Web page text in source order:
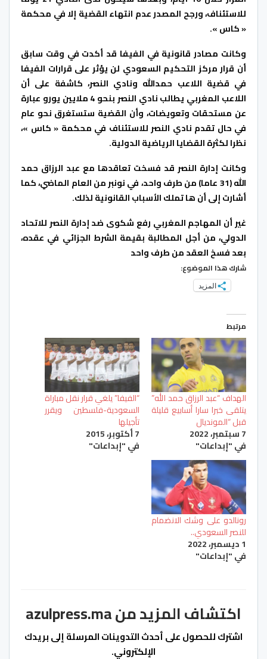
للاستئناف، ورجح المصدر عدم انتهاء القضية إلا في محكمة
« كاس ».
وكانت مصادر قانونية في الفيفا قد أكدت في وقت سابق
أن قرار مركز التحكيم السعودي لن يؤثر على قرارات الفيفا
في قضية اللاعب حمدالله ونادي النصر، كاشفة على أن
اللاعب المغربي يطالب نادي النصر بنحو 4 ملايين يورو عبارة
عن مستحقات وتعويضات، وأن القضية ستستغرق نحو عام
في حال تقدم نادي النصر للاستئناف في محكمة « كاس »،
نظرا لكثرة القضايا الرياضية الدولية.
وكانت إدارة النصر قد فسخت تعاقدها مع عبد الرزاق حمد
الله (31 عاما) من طرف واحد، في نونبر من العام الماضي، كما
أشارت إلى أن ها تملك الأسباب القانونية لذلك.
غير أن المهاجم المغربي رفع شكوى ضد إدارة النصر للاتحاد
الدولي، من أجل المطالبة بقيمة الشرط الجزائي في عقده،
بعد فسخ العقد من طرف واحد
شارك هذا الموضوع:
المزيد
مرتبط
الهداف “عبد الرزاق حمد الله”
يتلقى خبرا سارا أسابيع قليلة
قبل “المونديال
7 سبتمبر، 2022
في "إبداعات"
“الفيفا” يلغي قرار نقل مباراة
السعودية-فلسطين ويقرر
تأجيلها
7 أكتوبر، 2015
في "إبداعات"
رونالدو على وشك الانضمام
للنصر السعودي..
1 ديسمبر، 2022
في "إبداعات"
اكتشاف المزيد من azulpress.ma
اشترك للحصول على أحدث التدوينات المرسلة إلى بريدك
الإلكتروني.